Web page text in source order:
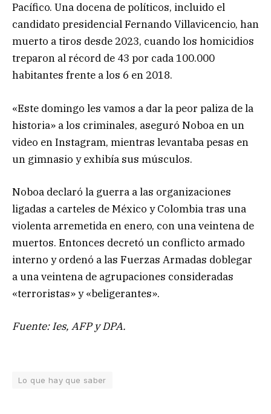
Pacífico. Una docena de políticos, incluido el
candidato presidencial Fernando Villavicencio, han
muerto a tiros desde 2023, cuando los homicidios
treparon al récord de 43 por cada 100.000
habitantes frente a los 6 en 2018.
«Este domingo les vamos a dar la peor paliza de la
historia» a los criminales, aseguró Noboa en un
video en Instagram, mientras levantaba pesas en
un gimnasio y exhibía sus músculos.
Noboa declaró la guerra a las organizaciones
ligadas a carteles de México y Colombia tras una
violenta arremetida en enero, con una veintena de
muertos. Entonces decretó un conflicto armado
interno y ordenó a las Fuerzas Armadas doblegar
a una veintena de agrupaciones consideradas
«terroristas» y «beligerantes».
Fuente: Ies, AFP y DPA.
Lo que hay que saber